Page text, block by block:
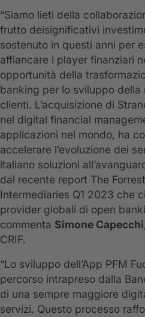
“Siamo lieti della
frutto deisignificativi
sostenuto in questi anni per
affiancare i player finanziari
opportunità della
banking per lo sviluppo della
clienti. L’acquisizione di
nel digital financial
applicazioni nel mondo, ha
accelerare l’evoluzione dei
italiano soluzioni
dal recente report The
Intermediaries Q1 2023 che
provider globali di open
commenta Simone Capecchi
CRIF.
“Lo sviluppo dell’App PFM
percorso intrapreso dalla
di una sempre maggiore
servizi. Questo processo